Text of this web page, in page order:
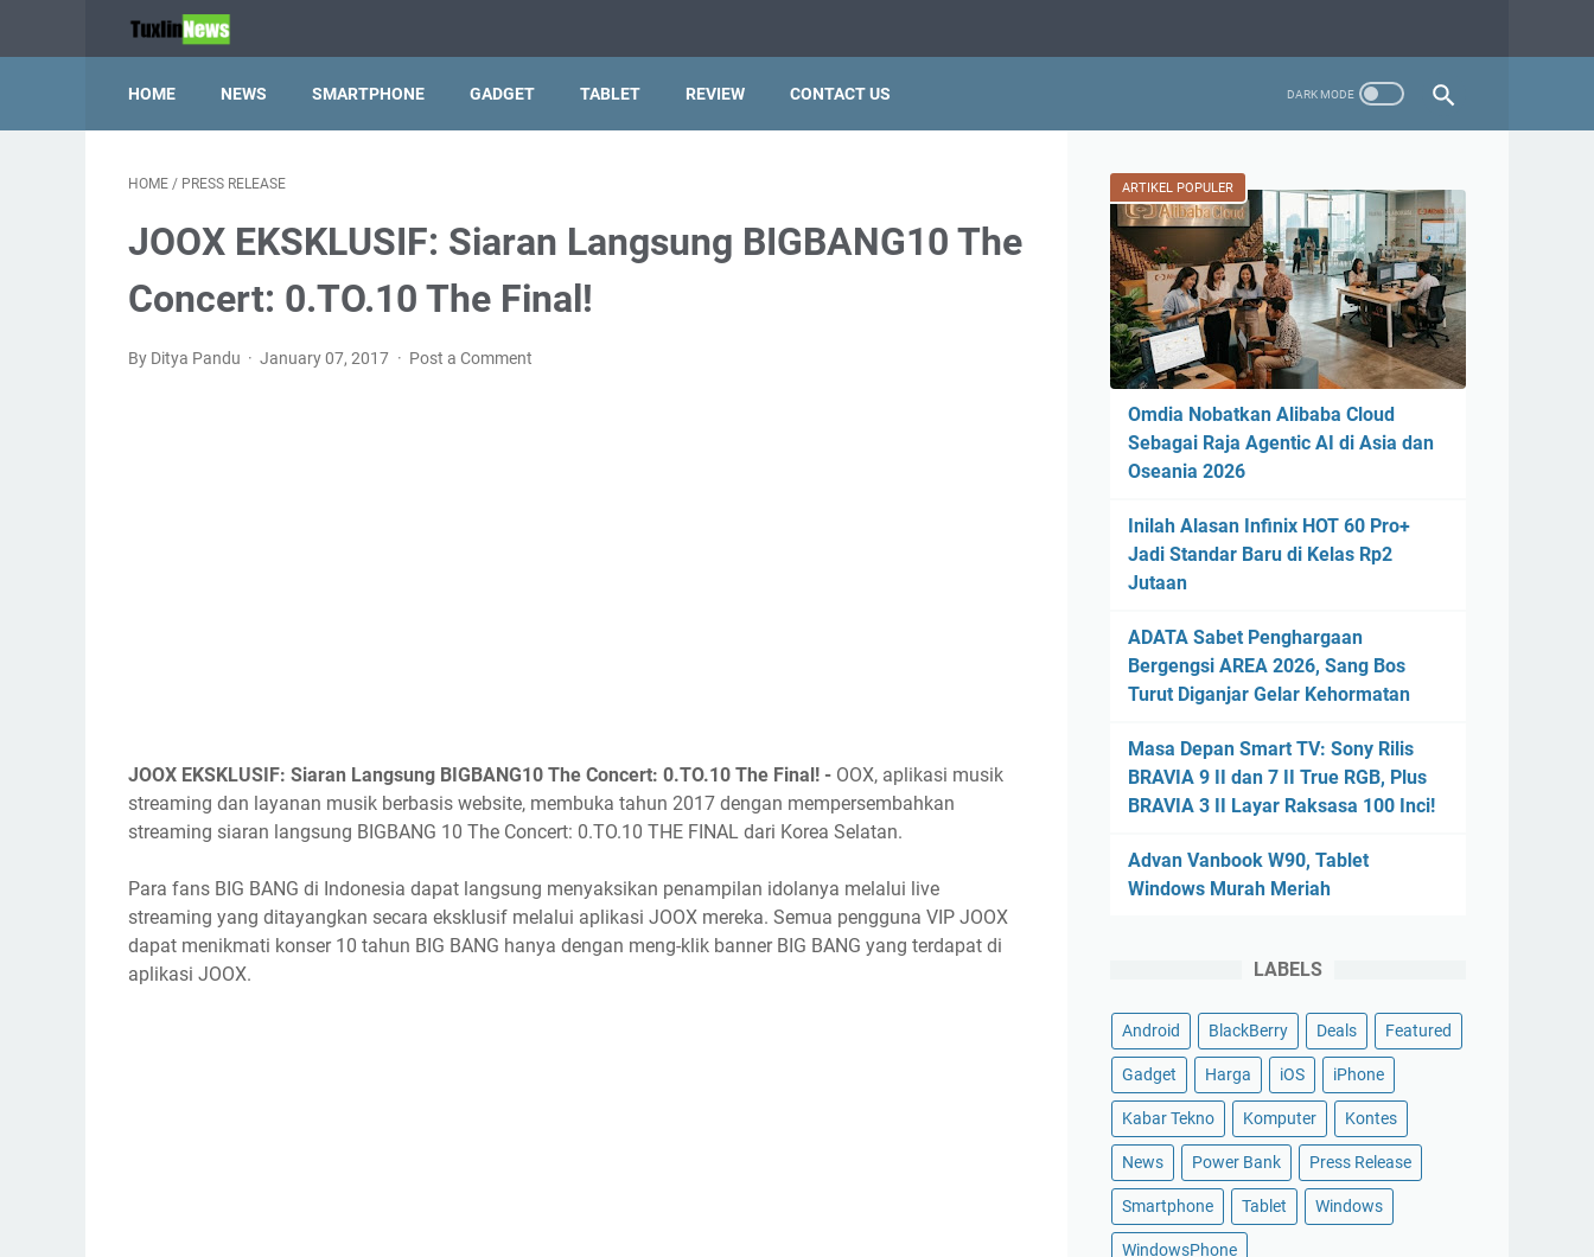
HOME NEWS SMARTPHONE GADGET TABLET REVIEW CONTACT US
HOME / PRESS RELEASE
JOOX EKSKLUSIF: Siaran Langsung BIGBANG10 The
Concert: 0.TO.10 The Final!
By Ditya Pandu January 07, 2017 Post a Comment
JOOX EKSKLUSIF: Siaran Langsung BIGBANG10 The Concert: 0.TO.10 The Final! - OOX, aplikasi musik
streaming dan layanan musik berbasis website, membuka tahun 2017 dengan mempersembahkan
streaming siaran langsung BIGBANG 10 The Concert: 0.TO.10 THE FINAL dari Korea Selatan.
Para fans BIG BANG di Indonesia dapat langsung menyaksikan penampilan idolanya melalui live
streaming yang ditayangkan secara eksklusif melalui aplikasi JOOX mereka. Semua pengguna VIP JOOX
dapat menikmati konser 10 tahun BIG BANG hanya dengan meng-klik banner BIG BANG yang terdapat di
aplikasi JOOX.
ARTIKEL POPULER
Omdia Nobatkan Alibaba Cloud
Sebagai Raja Agentic AI di Asia dan
Oseania 2026
Inilah Alasan Infinix HOT 60 Pro+
Jadi Standar Baru di Kelas Rp2
Jutaan
ADATA Sabet Penghargaan
Bergengsi AREA 2026, Sang Bos
Turut Diganjar Gelar Kehormatan
Masa Depan Smart TV: Sony Rilis
BRAVIA 9 II dan 7 II True RGB, Plus
BRAVIA 3 II Layar Raksasa 100 Inci!
Advan Vanbook W90, Tablet
Windows Murah Meriah
LABELS
Android BlackBerry Deals Featured
Gadget Harga iOS iPhone
Kabar Tekno Komputer Kontes
News Power Bank Press Release
Smartphone Tablet Windows
WindowsPhone